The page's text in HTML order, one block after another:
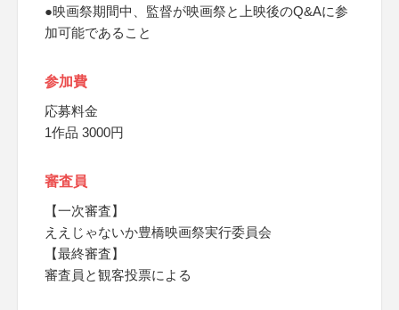
●映画祭期間中、監督が映画祭と上映後のQ&Aに参
加可能であること
参加費
応募料金
1作品 3000円
審査員
【一次審査】
ええじゃないか豊橋映画祭実行委員会
【最終審査】
審査員と観客投票による